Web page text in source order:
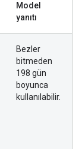
Model
yanıtı
Bezler
bitmeden
198 gün
boyunca
kullanılabilir.